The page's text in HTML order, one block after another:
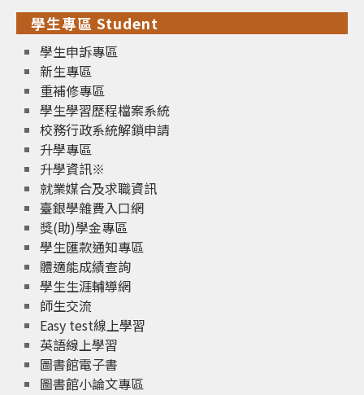
學生專區 Student
學生申訴專區
新生專區
重補修專區
學生學習歷程檔案系統
校務行政系統解鎖申請
升學專區
升學資訊※
就業媒合及求職資訊
臺銀學雜費入口網
獎(助)學金專區
學生匯款通知專區
體適能成績查詢
學生生涯輔導網
師生交流
Easy test線上學習
英語線上學習
圖書館電子書
圖書館小論文專區